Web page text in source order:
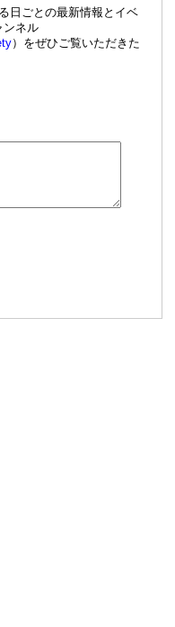
日ごとの最新情報とイベ
ンネル
）をぜひご覧いただきた